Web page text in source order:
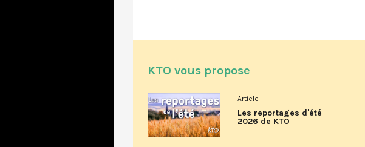
KTO vous propose
Article
Les reportages d'été
2026 de KTO